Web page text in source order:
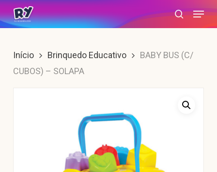
Skip
to
content
search
Menu
Início Brinquedo Educativo
BABY BUS (C/
CUBOS) – SOLAPA